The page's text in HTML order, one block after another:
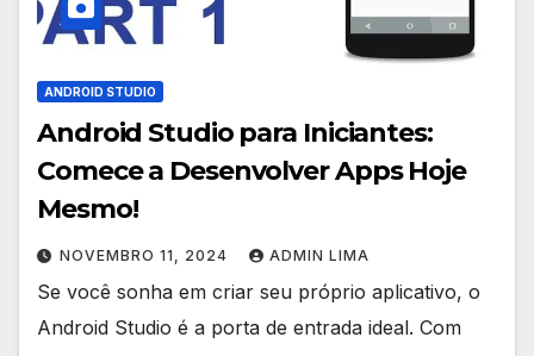
ANDROID STUDIO
Android Studio para Iniciantes:
Comece a Desenvolver Apps Hoje
Mesmo!
NOVEMBRO 11, 2024 ADMIN LIMA
Se você sonha em criar seu próprio aplicativo, o
Android Studio é a porta de entrada ideal. Com